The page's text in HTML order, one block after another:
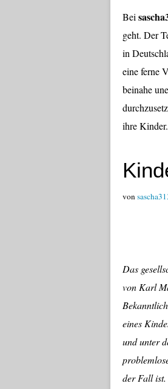
Bei
geht. Der
in
eine ferne
beinahe
ihre Kinder.
von
Das
von Karl
eines
und unter
der Fall ist.